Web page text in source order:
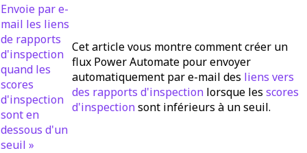
Envoie par e-
mail les liens
de rapports
d'inspection
quand les
scores
d'inspection
sont en
dessous d'un
seuil »
Cet article vous montre comment créer un
flux Power Automate pour envoyer
automatiquement par e-mail des liens vers
des rapports d'inspection lorsque les scores
d'inspectionsont inférieurs à un seuil.